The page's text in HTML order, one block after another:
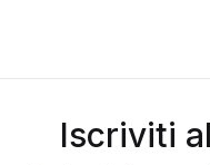
Iscriviti